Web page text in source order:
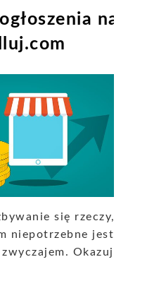
na
się rzeczy,
niepotrzebne jest
Okazuje